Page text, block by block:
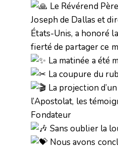
Le Révérend
Joseph de Dallas et
États-Unis, a honoré
fierté de partager ce
La matinée a été
La coupure du
La projection
l’Apostolat, les
Fondateur
Sans oublier la
Nous avons